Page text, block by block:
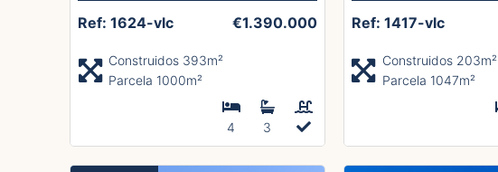
Ref: 1624-vlc €1.390.000
Construidos 393m²
Parcela 1000m²
4 3
Ref: 1417-vlc
Construidos 203m²
Parcela 1047m²